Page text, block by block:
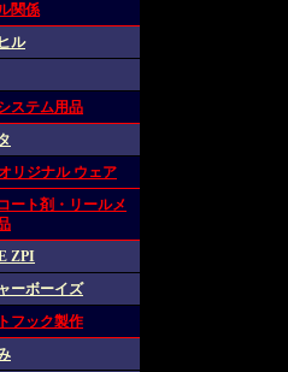
関係
ル
ステム用品
リジナル ウェア
ート剤・リールメ
ZPI
ーボーイズ
フック製作